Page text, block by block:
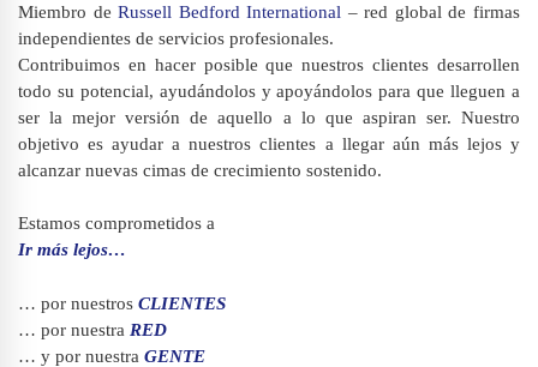
Miembro deRussell Bedford International – red global de firmas
independientes de servicios profesionales.
Contribuimos en hacer posible que nuestros clientes desarrollen
todo su potencial, ayudándolos y apoyándolos para que lleguen a
ser la mejor versión de aquello a lo que aspiran ser. Nuestro
objetivo es ayudar a nuestros clientes a llegar aún más lejos y
alcanzar nuevas cimas de crecimiento sostenido.
Estamos comprometidos a
Ir más lejos…
… por nuestros CLIENTES
… por nuestra RED
… y por nuestra GENTE